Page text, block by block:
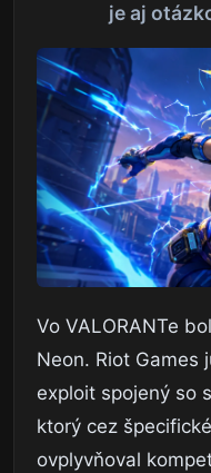
je aj
Vo VALORANTe
Neon. Riot Games
exploit spojený so
ktorý cez
ovplyvňoval